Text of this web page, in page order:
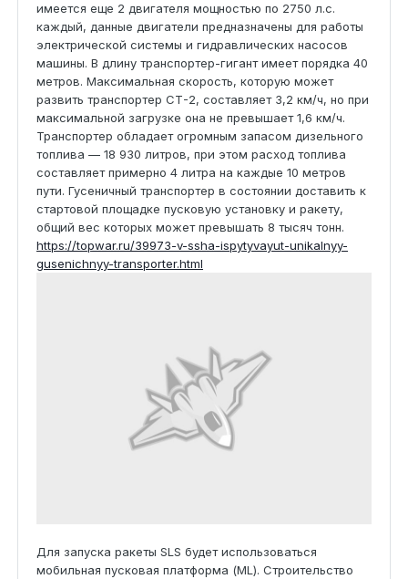
имеется еще 2 двигателя мощностью по 2750 л.с.
каждый, данные двигатели предназначены для работы
электрической системы и гидравлических насосов
машины. В длину транспортер-гигант имеет порядка 40
метров. Максимальная скорость, которую может
развить транспортер СТ-2, составляет 3,2 км/ч, но при
максимальной загрузке она не превышает 1,6 км/ч.
Транспортер обладает огромным запасом дизельного
топлива — 18 930 литров, при этом расход топлива
составляет примерно 4 литра на каждые 10 метров
пути. Гусеничный транспортер в состоянии доставить к
стартовой площадке пусковую установку и ракету,
общий вес которых может превышать 8 тысяч тонн.
https://topwar.ru/39973-v-ssha-ispytyvayut-unikalnyy-
gusenichnyy-transporter.html
Для запуска ракеты SLS будет использоваться
мобильная пусковая платформа (ML). Строительство